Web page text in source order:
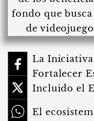
La Iniciativa
Fortalecer
Incluido el
El